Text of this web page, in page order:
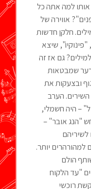
אותו למה אתה כל
אווירה של
חלקן חדשות
שיצא
גם אז זה
שמבטאות
ובצעקות את
הערב
– היה חשמלי,
"הנג אובר" –
לשיריהם
למהורהרים יותר.
הולם
"עד הלקוח
רוכשי